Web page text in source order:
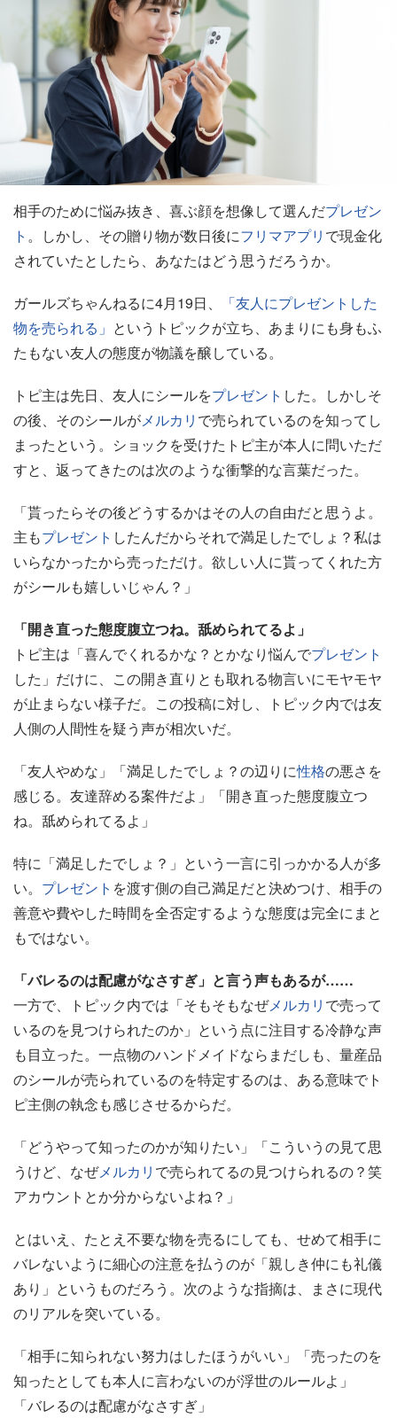
相手のために悩み抜き、喜ぶ顔を想像して選んだプレゼン
ト 。しかし、その贈り物が数日後にフリマアプリ で現金化
されていたとしたら、あなたはどう思うだろうか。
ガールズちゃんねるに4月19日、
「友人にプレゼントした
物を売られる」 というトピックが立ち、あまりにも身もふ
たもない友人の態度が物議を醸している。
トピ主は先日、友人にシールをプレゼント した。しかしそ
の後、そのシールがメルカリ で売られているのを知ってし
まったという。ショックを受けたトピ主が本人に問いただ
すと、返ってきたのは次のような衝撃的な言葉だった。
「貰ったらその後どうするかはその人の自由だと思うよ。
主もプレゼント したんだからそれで満足したでしょ？私は
いらなかったから売っただけ。欲しい人に貰ってくれた方
がシールも嬉しいじゃん？」
「開き直った態度腹立つね。舐められてるよ」
トピ主は「喜んでくれるかな？とかなり悩んでプレゼント
した」だけに、この開き直りとも取れる物言いにモヤモヤ
が止まらない様子だ。この投稿に対し、トピック内では友
人側の人間性を疑う声が相次いだ。
「友人やめな」「満足したでしょ？の辺りに性格の悪さを
感じる。友達辞める案件だよ」「開き直った態度腹立つ
ね。舐められてるよ」
特に「満足したでしょ？」という一言に引っかかる人が多
い。 プレゼント を渡す側の自己満足だと決めつけ、相手の
善意や費やした時間を全否定するような態度は完全にまと
もではない。
「バレるのは配慮がなさすぎ」と言う声もあるが……
一方で、トピック内では「そもそもなぜメルカリ で売って
いるのを見つけられたのか」という点に注目する冷静な声
も目立った。一点物のハンドメイドならまだしも、量産品
のシールが売られているのを特定するのは、ある意味でト
ピ主側の執念も感じさせるからだ。
「どうやって知ったのかが知りたい」「こういうの見て思
うけど、なぜメルカリ で売られてるの見つけられるの？笑
アカウントとか分からないよね？」
とはいえ、たとえ不要な物を売るにしても、せめて相手に
バレないように細心の注意を払うのが「親しき仲にも礼儀
あり」というものだろう。次のような指摘は、まさに現代
のリアルを突いている。
「相手に知られない努力はしたほうがいい」「売ったのを
知ったとしても本人に言わないのが浮世のルールよ」
「バレるのは配慮がなさすぎ」